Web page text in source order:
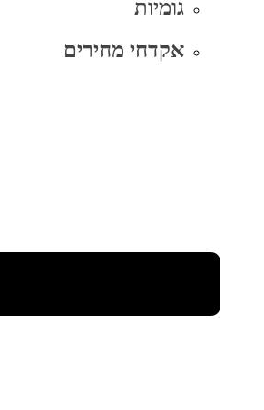
גומיות
אקדחי מחירים